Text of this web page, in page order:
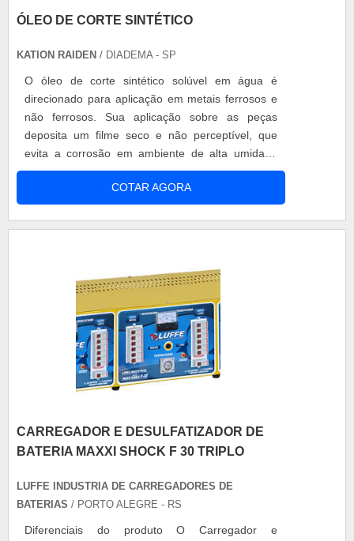
ÓLEO DE CORTE SINTÉTICO
KATION RAIDEN / DIADEMA - SP
O óleo de corte sintético solúvel em água é
direcionado para aplicação em metais ferrosos e
não ferrosos. Sua aplicação sobre as peças
deposita um filme seco e não perceptível, que
evita a corrosão em ambiente de alta umidade
durante os períodos de trânsito e estocagem de
peças. Ele é indicado para operações de
usinagem leves, retíficas de cilindro e tanques de
COTAR AGORA
CARREGADOR E DESULFATIZADOR DE
BATERIA MAXXI SHOCK F 30 TRIPLO
LUFFE INDUSTRIA DE CARREGADORES DE
BATERIAS / PORTO ALEGRE - RS
Diferenciais do produto O Carregador e